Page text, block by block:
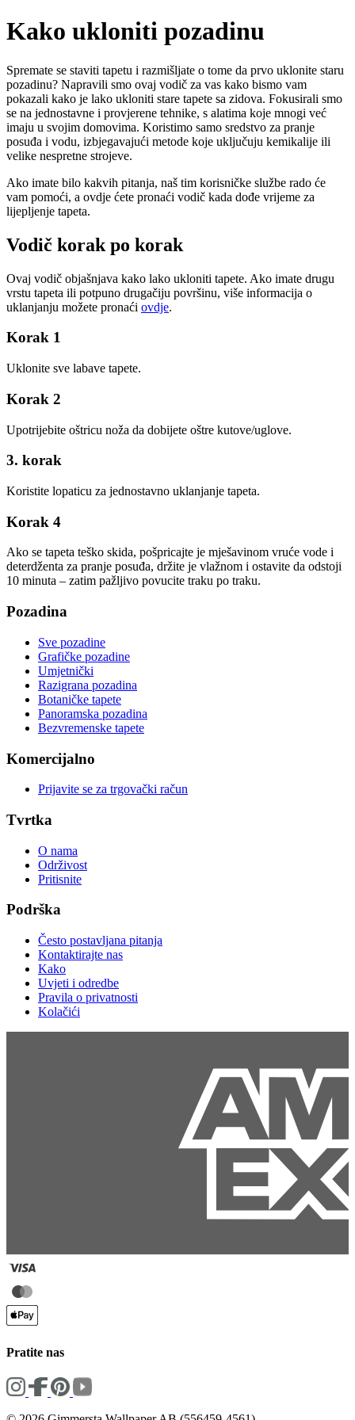
Kako ukloniti pozadinu
Spremate se staviti tapetu i razmišljate o tome da prvo uklonite staru
pozadinu? Napravili smo ovaj vodič za vas kako bismo vam
pokazali kako je lako ukloniti stare tapete sa zidova. Fokusirali smo
se na jednostavne i provjerene tehnike, s alatima koje mnogi već
imaju u svojim domovima. Koristimo samo sredstvo za pranje
posuđa i vodu, izbjegavajući metode koje uključuju kemikalije ili
velike nespretne strojeve.
Ako imate bilo kakvih pitanja, naš tim korisničke službe rado će
vam pomoći, a ovdje ćete pronaći vodič kada dođe vrijeme za
lijepljenje tapeta.
Vodič korak po korak
Ovaj vodič objašnjava kako lako ukloniti tapete. Ako imate drugu
vrstu tapeta ili potpuno drugačiju površinu, više informacija o
uklanjanju možete pronaći ovdje.
Korak 1
Uklonite sve labave tapete.
Korak 2
Upotrijebite oštricu noža da dobijete oštre kutove/uglove.
3. korak
Koristite lopaticu za jednostavno uklanjanje tapeta.
Korak 4
Ako se tapeta teško skida, pošpricajte je mješavinom vruće vode i
deterdženta za pranje posuđa, držite je vlažnom i ostavite da odstoji
10 minuta – zatim pažljivo povucite traku po traku.
Pozadina
Sve pozadine
Grafičke pozadine
Umjetnički
Razigrana pozadina
Botaničke tapete
Panoramska pozadina
Bezvremenske tapete
Komercijalno
Prijavite se za trgovački račun
Tvrtka
O nama
Održivost
Pritisnite
Podrška
Često postavljana pitanja
Kontaktirajte nas
Kako
Uvjeti i odredbe
Pravila o privatnosti
Kolačići
Pratite nas